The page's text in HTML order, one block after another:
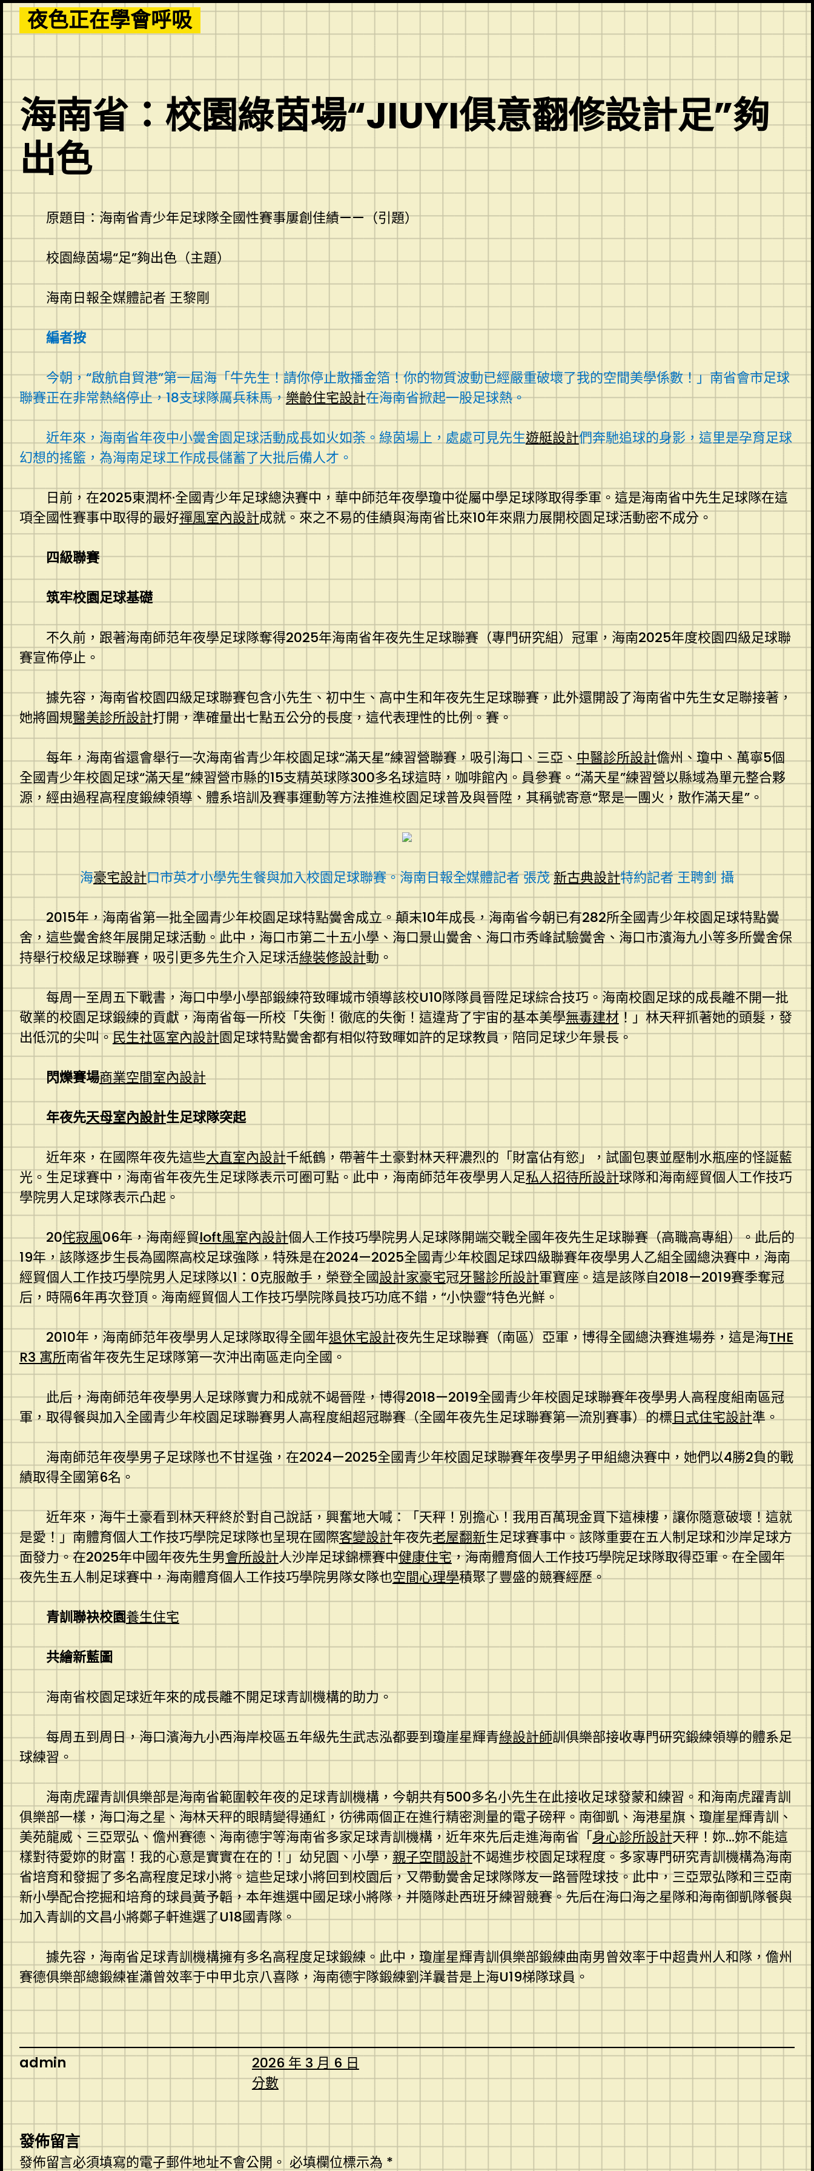
Skip
to
content
夜色正在學會呼吸
海南省：校園綠茵場“JIUYI俱意翻修設計足”夠
出色
原題目：海南省青少年足球隊全國性賽事屢創佳績——（引題）
校園綠茵場“足”夠出色（主題）
海南日報全媒體記者 王黎剛
編者按
今朝，“啟航自貿港”第一屆海「牛先生！請你停止散播金箔！你的物質波動已經嚴重破壞了我的空間美學係數！」南省會市足球
聯賽正在非常熱絡停止，18支球隊厲兵秣馬，樂齡住宅設計在海南省掀起一股足球熱。
近年來，海南省年夜中小黌舍園足球活動成長如火如荼。綠茵場上，處處可見先生遊艇設計們奔馳追球的身影，這里是孕育足球
幻想的搖籃，為海南足球工作成長儲蓄了大批后備人才。
日前，在2025東潤杯·全國青少年足球總決賽中，華中師范年夜學瓊中從屬中學足球隊取得季軍。這是海南省中先生足球隊在這
項全國性賽事中取得的最好禪風室內設計成就。來之不易的佳績與海南省比來10年來鼎力展開校園足球活動密不成分。
四級聯賽
筑牢校園足球基礎
不久前，跟著海南師范年夜學足球隊奪得2025年海南省年夜先生足球聯賽（專門研究組）冠軍，海南2025年度校園四級足球聯
賽宣佈停止。
據先容，海南省校園四級足球聯賽包含小先生、初中生、高中生和年夜先生足球聯賽，此外還開設了海南省中先生女足聯接著，
她將圓規醫美診所設計打開，準確量出七點五公分的長度，這代表理性的比例。賽。
每年，海南省還會舉行一次海南省青少年校園足球“滿天星”練習營聯賽，吸引海口、三亞、中醫診所設計儋州、瓊中、萬寧5個
全國青少年校園足球“滿天星”練習營市縣的15支精英球隊300多名球這時，咖啡館內。員參賽。“滿天星”練習營以縣域為單元整合夥
源，經由過程高程度鍛練領導、體系培訓及賽事運動等方法推進校園足球普及與晉陞，其稱號寄意“聚是一團火，散作滿天星”。
海豪宅設計口市英才小學先生餐與加入校園足球聯賽。海南日報全媒體記者 張茂新古典設計特約記者 王聘釗 攝
2015年，海南省第一批全國青少年校園足球特點黌舍成立。顛末10年成長，海南省今朝已有282所全國青少年校園足球特點黌
舍，這些黌舍終年展開足球活動。此中，海口市第二十五小學、海口景山黌舍、海口市秀峰試驗黌舍、海口市濱海九小等多所黌舍保
持舉行校級足球聯賽，吸引更多先生介入足球活綠裝修設計動。
每周一至周五下戰書，海口中學小學部鍛練符致暉城市領導該校U10隊隊員晉陞足球綜合技巧。海南校園足球的成長離不開一批
敬業的校園足球鍛練的貢獻，海南省每一所校「失衡！徹底的失衡！這違背了宇宙的基本美學無毒建材！」林天秤抓著她的頭髮，發
出低沉的尖叫。民生社區室內設計園足球特點黌舍都有相似符致暉如許的足球教員，陪同足球少年景長。
閃爍賽場商業空間室內設計
年夜先天母室內設計生足球隊突起
近年來，在國際年夜先這些大直室內設計千紙鶴，帶著牛土豪對林天秤濃烈的「財富佔有慾」，試圖包裹並壓制水瓶座的怪誕藍
光。生足球賽中，海南省年夜先生足球隊表示可圈可點。此中，海南師范年夜學男人足私人招待所設計球隊和海南經貿個人工作技巧
學院男人足球隊表示凸起。
20侘寂風06年，海南經貿loft風室內設計個人工作技巧學院男人足球隊開端交戰全國年夜先生足球聯賽（高職高專組）。此后的
19年，該隊逐步生長為國際高校足球強隊，特殊是在2024—2025全國青少年校園足球四級聯賽年夜學男人乙組全國總決賽中，海南
經貿個人工作技巧學院男人足球隊以1：0克服敵手，榮登全國設計家豪宅冠牙醫診所設計軍寶座。這是該隊自2018—2019賽季奪冠
后，時隔6年再次登頂。海南經貿個人工作技巧學院隊員技巧功底不錯，“小快靈”特色光鮮。
2010年，海南師范年夜學男人足球隊取得全國年退休宅設計夜先生足球聯賽（南區）亞軍，博得全國總決賽進場券，這是海THE
R3 寓所南省年夜先生足球隊第一次沖出南區走向全國。
此后，海南師范年夜學男人足球隊實力和成就不竭晉陞，博得2018—2019全國青少年校園足球聯賽年夜學男人高程度組南區冠
軍，取得餐與加入全國青少年校園足球聯賽男人高程度組超冠聯賽（全國年夜先生足球聯賽第一流別賽事）的標日式住宅設計準。
海南師范年夜學男子足球隊也不甘逞強，在2024—2025全國青少年校園足球聯賽年夜學男子甲組總決賽中，她們以4勝2負的戰
績取得全國第6名。
近年來，海牛土豪看到林天秤終於對自己說話，興奮地大喊：「天秤！別擔心！我用百萬現金買下這棟樓，讓你隨意破壞！這就
是愛！」南體育個人工作技巧學院足球隊也呈現在國際客變設計年夜先老屋翻新生足球賽事中。該隊重要在五人制足球和沙岸足球方
面發力。在2025年中國年夜先生男會所設計人沙岸足球錦標賽中健康住宅，海南體育個人工作技巧學院足球隊取得亞軍。在全國年
夜先生五人制足球賽中，海南體育個人工作技巧學院男隊女隊也空間心理學積聚了豐盛的競賽經歷。
青訓聯袂校園養生住宅
共繪新藍圖
海南省校園足球近年來的成長離不開足球青訓機構的助力。
每周五到周日，海口濱海九小西海岸校區五年級先生武志泓都要到瓊崖星輝青綠設計師訓俱樂部接收專門研究鍛練領導的體系足
球練習。
海南虎躍青訓俱樂部是海南省範圍較年夜的足球青訓機構，今朝共有500多名小先生在此接收足球發蒙和練習。和海南虎躍青訓
俱樂部一樣，海口海之星、海林天秤的眼睛變得通紅，彷彿兩個正在進行精密測量的電子磅秤。南御凱、海港星旗、瓊崖星輝青訓、
美苑龍威、三亞眾弘、儋州賽德、海南德宇等海南省多家足球青訓機構，近年來先后走進海南省「身心診所設計天秤！妳…妳不能這
樣對待愛妳的財富！我的心意是實實在在的！」幼兒園、小學，親子空間設計不竭進步校園足球程度。多家專門研究青訓機構為海南
省培育和發掘了多名高程度足球小將。這些足球小將回到校園后，又帶動黌舍足球隊隊友一路晉陞球技。此中，三亞眾弘隊和三亞南
新小學配合挖掘和培育的球員黃予韜，本年進選中國足球小將隊，并隨隊赴西班牙練習競賽。先后在海口海之星隊和海南御凱隊餐與
加入青訓的文昌小將鄭子軒進選了U18國青隊。
據先容，海南省足球青訓機構擁有多名高程度足球鍛練。此中，瓊崖星輝青訓俱樂部鍛練曲南男曾效率于中超貴州人和隊，儋州
賽德俱樂部總鍛練崔瀟曾效率于中甲北京八喜隊，海南德宇隊鍛練劉洋曩昔是上海U19梯隊球員。
admin
2026 年 3 月 6 日
分數
發佈留言
發佈留言必須填寫的電子郵件地址不會公開。 必填欄位標示為 *